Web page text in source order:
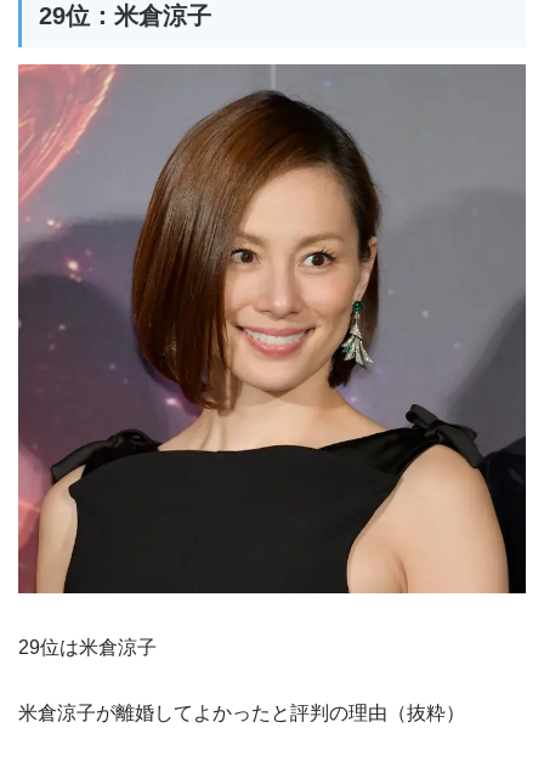
29位：米倉涼子
29位は米倉涼子
米倉涼子が離婚してよかったと評判の理由（抜粋）